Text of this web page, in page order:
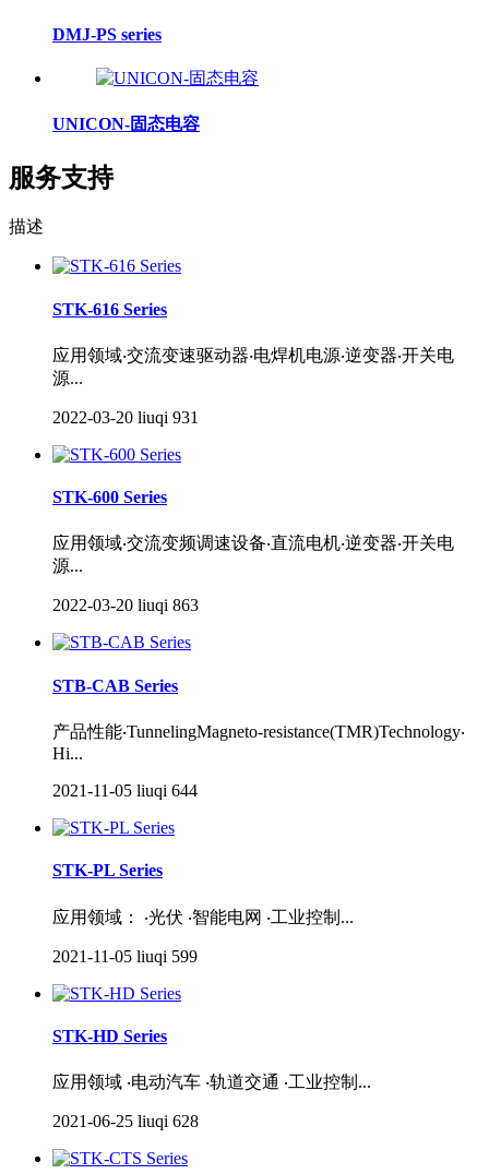
DMJ-PS series
UNICON-固态电容
服务支持
描述
STK-616 Series
应用领域‧交流变速驱动器‧电焊机电源‧逆变器‧开关电
源...
2022-03-20 liuqi 931
STK-600 Series
应用领域‧交流变频调速设备‧直流电机‧逆变器‧开关电
源...
2022-03-20 liuqi 863
STB-CAB Series
产品性能‧TunnelingMagneto-resistance(TMR)Technology‧
Hi...
2021-11-05 liuqi 644
STK-PL Series
应用领域： ‧光伏 ‧智能电网 ‧工业控制...
2021-11-05 liuqi 599
STK-HD Series
应用领域 ‧电动汽车 ‧轨道交通 ‧工业控制...
2021-06-25 liuqi 628